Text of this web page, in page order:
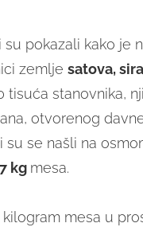
pokazali kako je
zemlje satova,
tisuća stanovnika,
otvorenog
se našli na
kg mesa.
mesa u